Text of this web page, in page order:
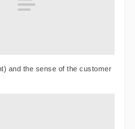
and the sense of the customer